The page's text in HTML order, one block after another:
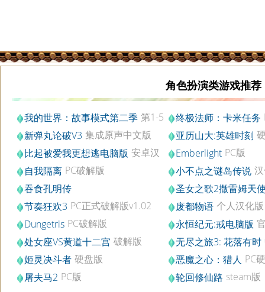
角色扮演类游戏推荐
我的世界：故事模式第二季 第1-5
章PC中文破解版
终极法师：卡米任务
盘版
新弹丸论破V3 集成原声中文版
v1.0.1.0
亚历山大:英雄时刻
版
比起被爱我更想逃电脑版 安卓汉
化中文破解版v1.2.1
Emberlight PC版
自我隔离 PC破解版 小不点之谜岛传说
文版
吞食孔明传
圣女之歌2撒雷姆天
文版
节奏狂欢3 PC正式破解版v1.02 废都物语 个人汉化版
Dungetris PC破解版 永恒纪元:戒电脑版
PC安卓版v3.25.1
处女座VS黄道十二宫 破解版 无尽之旅3: 花落有时
硬盘版
姬灵决斗者 硬盘版 恶魔之心：猎人 PC
屠夫马2 PC版 轮回修仙路 steam版